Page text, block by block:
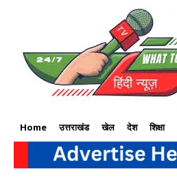
Home उत्तराखंड खेल देश शिक्षा